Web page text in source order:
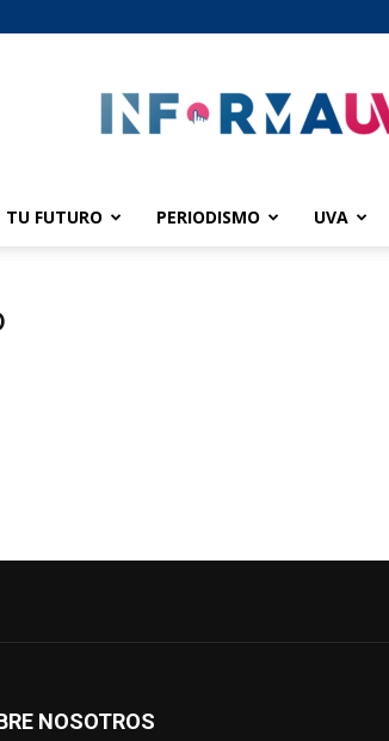
informaUVA
TU FUTURO PERIODISMO UVA
NOSOTROS